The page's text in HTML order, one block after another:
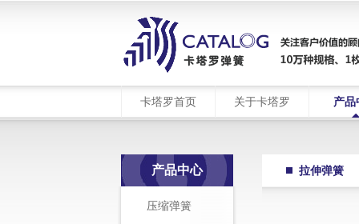
卡塔罗首页 关于卡塔罗 产品
产品中心
压缩弹簧
拉伸弹簧